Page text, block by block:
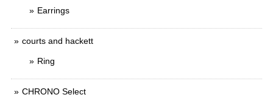
Earrings
courts and hackett
Ring
CHRONO Select